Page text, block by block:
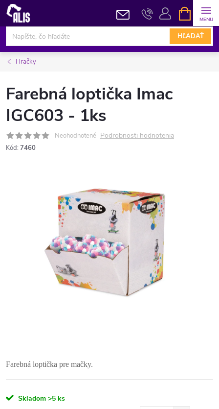
Prejsť
obsah
HĽADAŤ
KOŠÍK
Hračky
Farebná loptička Imac
IGC603 - 1ks
Neohodnotené Podrobnosti hodnotenia
Kód: 7460
Farebná loptička pre mačky.
Skladom >5 ks